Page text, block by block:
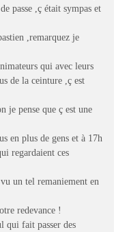
passe ,ç était sympas et
,remarquez je
qui avec leurs
de la ceinture ,ç est
je pense que ç est une
en plus de gens et à 17h
regardaient ces
un tel remaniement en
redevance !
qui fait passer des